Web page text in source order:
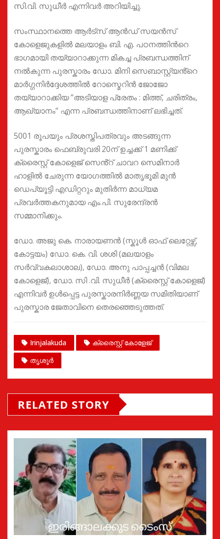
സി.വി. സുധീർ എന്നിവർ അറിയിച്ചു.
സംസ്ഥാനത്തെ ആര്‍ട്സ് ആന്‍ഡ് സയന്‍സ്
കോളെജുകളില്‍ മലയാളം ബി. എ. പഠനത്തിന്‍റെ
ഭാഗമായി തയ്യാറാക്കുന്ന മികച്ച പ്രബന്ധത്തിന്
നൽകുന്ന പുരസ്കാരം ഡോ. മിനി സെബാസ്റ്റ്യൻ്റെ
മാര്‍ഗ്ഗനിര്‍ദ്ദേശത്തില്‍ റോസ്മെറിൻ ജോജോ
തയ്യാറാക്കിയ ”അടിയാള പ്രേതം : മിത്ത്, ചരിത്രം,
ആഖ്യാനം” എന്ന പ്രബന്ധത്തിനാണ് ലഭിച്ചത്.
5001 രൂപയും പ്രശസ്തിപത്രവും അടങ്ങുന്ന
പുരസ്കാരം ഫെബ്രുവരി 20ന് ഉച്ചക്ക് 1 മണിക്ക്
ക്രൈസ്റ്റ് കോളെജ് സെൻ്റ് ചാവറ സെമിനാര്‍
ഹാളില്‍ ചേരുന്ന യോഗത്തില്‍ മാതൃഭൂമി മുൻ
ഡെപ്യൂട്ടി എഡിറ്ററും മുതിർന്ന മാധ്യമ
പ്രവർത്തകനുമായ എം.പി. സുരേന്ദ്രൻ
സമ്മാനിക്കും.
ഡോ. അജു കെ. നാരായണന്‍ (സ്കൂള്‍ ഓഫ് ലെറ്റേഴ്സ്,
കോട്ടയം) ഡോ. കെ. വി. ശശി (മലയാളം
സര്‍വ്വകലാശാല), ഡോ. അനു പാപ്പച്ചന്‍ (വിമല
കോളെജ്), ഡോ. സി .വി. സുധീർ (ക്രൈസ്റ്റ് കോളെജ്)
എന്നിവര്‍ ഉൾപ്പെട്ട പുരസ്കാരനിര്‍ണ്ണയ സമിതിയാണ്
പുരസ്കാര ജേതാവിനെ തെരഞ്ഞെടുത്തത്.
Irinjalakuda
ക്രൈസ്റ്റ് കോളേജ്
തൃശൂർ
RELATED STORY